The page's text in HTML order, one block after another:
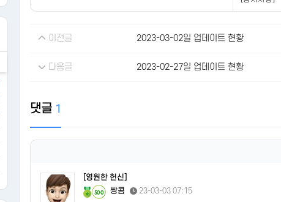
이전글 2023-03-02일 업데이트 현황
다음글 2023-02-27일 업데이트 현황
댓글1
[영원한 헌신]
500 쌍콤 23-03-03 07:15